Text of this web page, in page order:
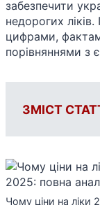
забезпечити
недорогих
цифрами,
порівняннями з
ЗМІСТ
Чому ціни на ліки